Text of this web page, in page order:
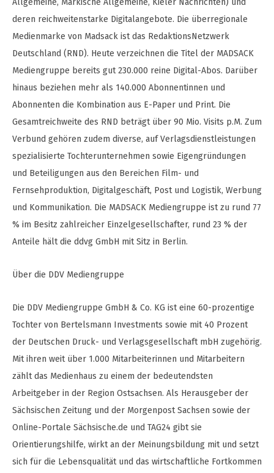
Allgemeine, Märkische Allgemeine, Kieler Nachrichten) und
deren reichweitenstarke Digitalangebote. Die überregionale
Medienmarke von Madsack ist das RedaktionsNetzwerk
Deutschland (RND). Heute verzeichnen die Titel der MADSACK
Mediengruppe bereits gut 230.000 reine Digital-Abos. Darüber
hinaus beziehen mehr als 140.000 Abonnentinnen und
Abonnenten die Kombination aus E-Paper und Print. Die
Gesamtreichweite des RND beträgt über 90 Mio. Visits p.M. Zum
Verbund gehören zudem diverse, auf Verlagsdienstleistungen
spezialisierte Tochterunternehmen sowie Eigengründungen
und Beteiligungen aus den Bereichen Film- und
Fernsehproduktion, Digitalgeschäft, Post und Logistik, Werbung
und Kommunikation. Die MADSACK Mediengruppe ist zu rund 77
% im Besitz zahlreicher Einzelgesellschafter, rund 23 % der
Anteile hält die ddvg GmbH mit Sitz in Berlin.
Über die DDV Mediengruppe
Die DDV Mediengruppe GmbH & Co. KG ist eine 60-prozentige
Tochter von Bertelsmann Investments sowie mit 40 Prozent
der Deutschen Druck- und Verlagsgesellschaft mbH zugehörig.
Mit ihren weit über 1.000 Mitarbeiterinnen und Mitarbeitern
zählt das Medienhaus zu einem der bedeutendsten
Arbeitgeber in der Region Ostsachsen. Als Herausgeber der
Sächsischen Zeitung und der Morgenpost Sachsen sowie der
Online-Portale Sächsische.de und TAG24 gibt sie
Orientierungshilfe, wirkt an der Meinungsbildung mit und setzt
sich für die Lebensqualität und das wirtschaftliche Fortkommen